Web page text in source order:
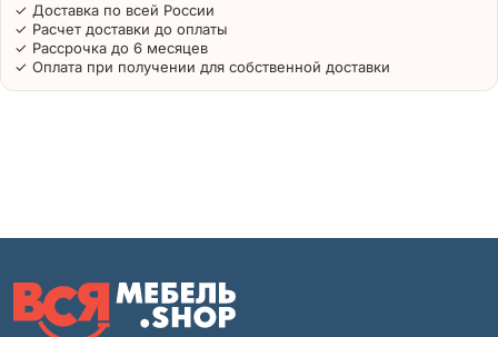
✓ Доставка по всей России
✓ Расчет доставки до оплаты
✓ Рассрочка до 6 месяцев
✓ Оплата при получении для собственной доставки